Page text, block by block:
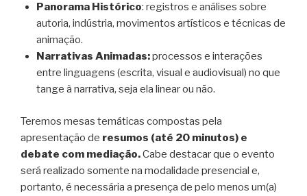
Panorama Histórico: registros e análises sobre
autoria, indústria, movimentos artísticos e técnicas de
animação.
Narrativas Animadas:processos e interações
entre linguagens (escrita, visual e audiovisual) no que
tange à narrativa, seja ela linear ou não.
Teremos mesas temáticas compostas pela
apresentação de resumos (até 20 minutos) e
debate com mediação.Cabe destacar que o evento
será realizado somente na modalidade presencial e,
portanto, é necessária a presença de pelo menos um(a)